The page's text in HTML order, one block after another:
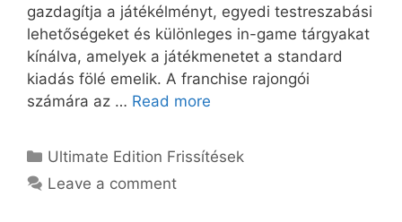
gazdagítja a játékélményt, egyedi testreszabási
lehetőségeket és különleges in-game tárgyakat
kínálva, amelyek a játékmenetet a standard
kiadás fölé emelik. A franchise rajongói
számára az … Read more
Categories
Ultimate Edition Frissítések
Leave a comment